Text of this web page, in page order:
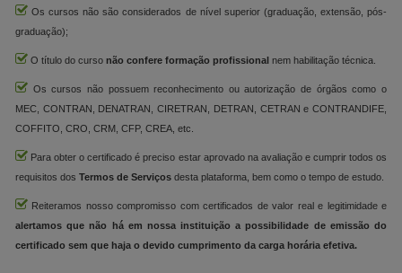
Os cursos não são considerados de nível superior (graduação, extensão, pós-
graduação);
O título do curso não confere formação profissional nem habilitação técnica.
Os cursos não possuem reconhecimento ou autorização de órgãos como o
MEC, CONTRAN, DENATRAN, CIRETRAN, DETRAN, CETRAN e CONTRANDIFE,
COFFITO, CRO, CRM, CFP, CREA, etc.
Para obter o certificado é preciso estar aprovado na avaliação e cumprir todos os
requisitos dos Termos de Serviços desta plataforma, bem como o tempo de estudo.
Reiteramos nosso compromisso com certificados de valor real e legitimidade e
alertamos que não há em nossa instituição a possibilidade de emissão do
certificado sem que haja o devido cumprimento da carga horária efetiva.